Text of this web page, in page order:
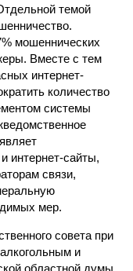
темой
мошеннических
Вместе с тем
интернет-
количество
системы
интернет-сайты,
связи,
мер.
совета при
и
областной думы